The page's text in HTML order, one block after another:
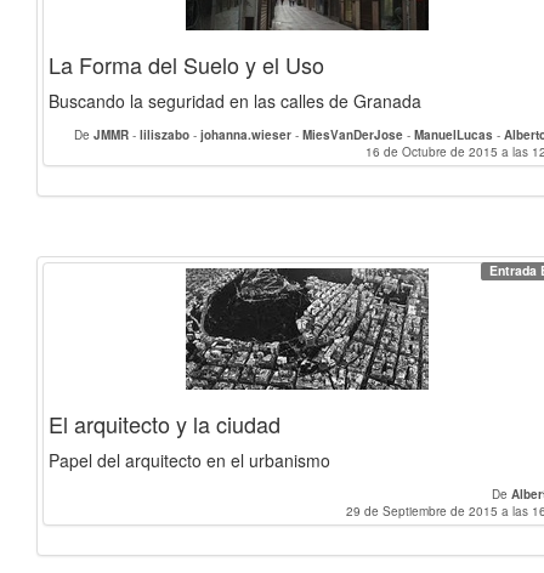
La Forma del Suelo y el Uso
Buscando la seguridad en las calles de Granada
De JMMR - liliszabo - johanna.wieser - MiesVanDerJose - ManuelLucas -
jcatinaud- ChemyMartinez21-
16 de Octubre de 2015 a las
Entrada
El arquitecto y la ciudad
Papel del arquitecto en el urbanismo
De
29 de Septiembre de 2015 a las